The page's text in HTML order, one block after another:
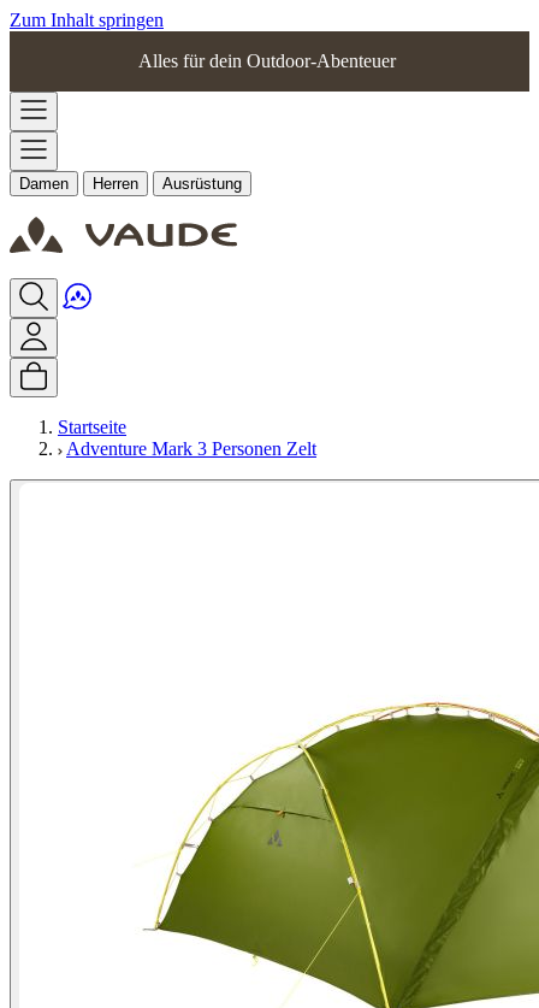
Zum Inhalt springen
Alles für dein Outdoor-Abenteuer
Damen Herren Ausrüstung
Startseite
Adventure Mark 3 Personen Zelt